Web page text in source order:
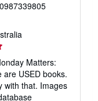
Matters:
USED books.
with that. Images